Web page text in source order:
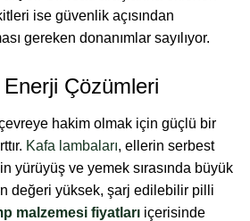
ise güvenlik açısından
gereken donanımlar sayılıyor.
Çözümleri
hakim olmak için güçlü bir
Kafa lambaları, ellerin serbest
yürüyüş ve yemek sırasında büyük
değeri yüksek, şarj edilebilir pilli
malzemesi fiyatları içerisinde